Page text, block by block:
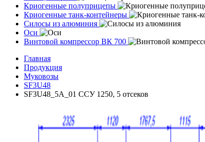
Криогенные полуприцепы
Криогенные танк-контейнеры
Силосы из алюминия
Оси
Винтовой компрессор ВК 700
Главная
Продукция
Муковозы
SF3U48
SF3U48_5A_01 ССУ 1250, 5 отсеков